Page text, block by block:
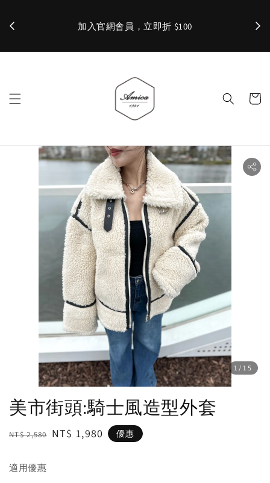
加入官網會員，立即折 $100 ✨
1 /15
美市街頭:騎士風造型外套
Regular
NT$ 2,580 Sale
NT$ 1,980 優惠
適用優惠